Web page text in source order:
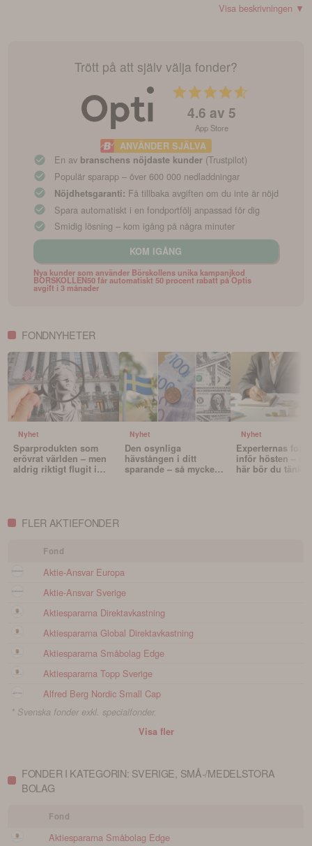
Visa beskrivningen ▼
Trött på att själv välja fonder?
4.6 av 5
App Store
ANVÄNDER SJÄLVA
En av branschens nöjdaste kunder (Trustpilot)
Populär sparapp – över 600 000 nedladdningar
Nöjdhetsgaranti: Få tillbaka avgiften om du inte är nöjd
Spara automatiskt i en fondportfölj anpassad för dig
Smidig lösning – kom igång på några minuter
KOM IGÅNG
Nya kunder som använder Börskollens unika kampanjkod
BORSKOLLEN50 får automatiskt 50 procent rabatt på Optis
avgift i 3 månader
FONDNYHETER
Nyhet
Sparprodukten som
erövrat världen – men
aldrig riktigt flugit i
Nyhet
Den osynliga
hävstången i ditt
sparande – så mycket
Nyhet
Experternas
inför hösten –
här bör du tänka
FLER AKTIEFONDER
Fond
Aktie-Ansvar Europa
Aktie-Ansvar Sverige
Aktiespararna Direktavkastning
Aktiespararna Global Direktavkastning
Aktiespararna Småbolag Edge
Aktiespararna Topp Sverige
Alfred Berg Nordic Small Cap
* Svenska fonder exkl. specialfonder.
Visa fler
FONDER I KATEGORIN: SVERIGE, SMÅ-/MEDELSTORA
BOLAG
Fond
Aktiespararna Småbolag Edge